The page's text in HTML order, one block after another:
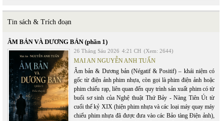
Tin sách & Trích đoạn
ÂM BẢN VÀ DƯƠNG BẢN (phần 1)
26 Tháng Sáu 2026 4:21 CH (Xem: 2644)
MAI AN NGUYỄN ANH TUẤN
Âm bản & Dương bản (Négatif & Positif) – khái niệm có
gốc từ điện ảnh phim nhựa, còn gọi là phim điện ảnh hoặc
phim chiếu rạp, liên quan đến quy trình sản xuất phim có từ
buổi sơ sinh của Nghệ thuật Thứ Bảy - Nàng Tiên Út từ
cuối thế kỷ XIX (hiện phim nhựa và các loại máy quay máy
chiếu phim nhựa đã được đưa vào các Bảo tàng Điện ảnh),